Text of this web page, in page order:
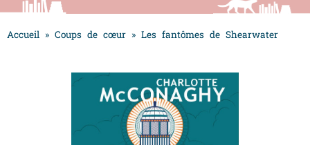
Accueil » Coups de cœur » Les fantômes de Shearwater